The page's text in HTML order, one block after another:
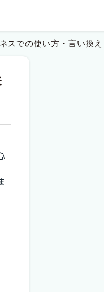
スでの使い方・言い換